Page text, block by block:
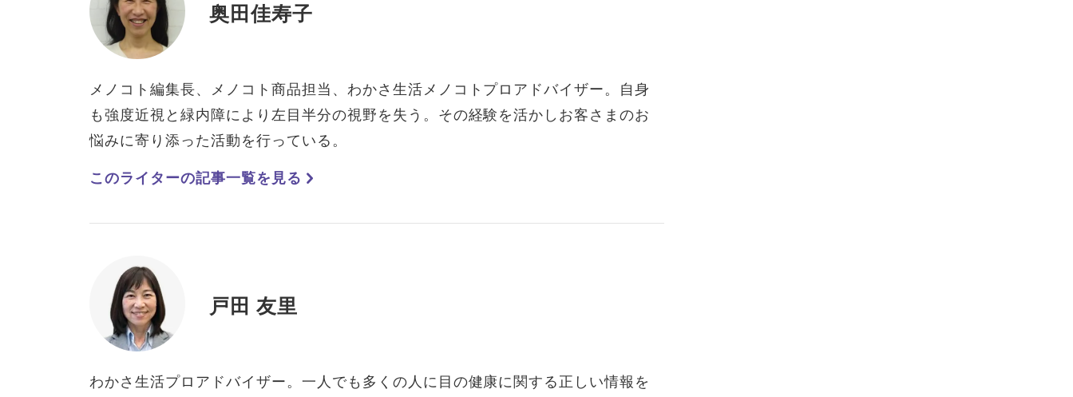
奥田佳寿子
メノコト編集長、メノコト商品担当、わかさ生活メノコトプロアドバイザー。自身
も強度近視と緑内障により左目半分の視野を失う。その経験を活かしお客さまのお
悩みに寄り添った活動を行っている。
このライターの記事一覧を見る
戸田 友里
わかさ生活プロアドバイザー。一人でも多くの人に目の健康に関する正しい情報を